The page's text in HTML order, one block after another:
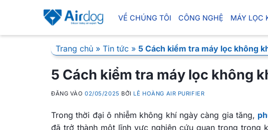
VỀ CHÚNG TÔI CÔNG NGHỆ MÁY LỌC
Trang chủ » Tin tức » 5 Cách kiểm tra máy lọc không
5 Cách kiểm tra máy lọc không
ĐĂNG VÀO02/05/2025 BỞI LÊ HOÀNG AIR PURIFIER
Trong thời đại ô nhiễm không khí ngày càng gia tăng,
đã trở thành một lĩnh vực nghiên cứu quan trọng